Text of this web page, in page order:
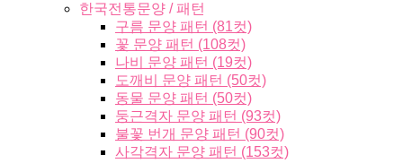
한국전통문양 / 패턴
구름 문양 패턴 (81컷)
꽃 문양 패턴 (108컷)
나비 문양 패턴 (19컷)
도깨비 문양 패턴 (50컷)
동물 문양 패턴 (50컷)
둥근격자 문양 패턴 (93컷)
불꽃 번개 문양 패턴 (90컷)
사각격자 문양 패턴 (153컷)